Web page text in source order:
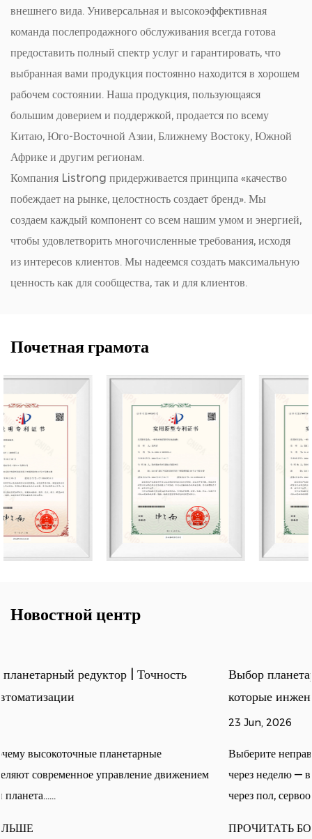
внешнего вида. Универсальная и высокоэффективная
команда послепродажного обслуживания всегда готова
предоставить полный спектр услуг и гарантировать, что
выбранная вами продукция постоянно находится в хорошем
рабочем состоянии. Наша продукция, пользующаяся
большим доверием и поддержкой, продается по всему
Китаю, Юго-Восточной Азии, Ближнему Востоку, Южной
Африке и другим регионам.
Компания Listrong придерживается принципа «качество
побеждает на рынке, целостность создает бренд». Мы
создаем каждый компонент со всем нашим умом и энергией,
чтобы удовлетворить многочисленные требования, исходя
из интересов клиентов. Мы надеемся создать максимальную
ценность как для сообщества, так и для клиентов.
Почетная грамота
Новостной центр
Выбор планетарного редуктора: 5 параметров,
которые инженеры должны правильно понять
Выберите неправильный редуктор, и вы узнаете об этом
через неделю — вибрация, которую можно почувствовать
через пол, сервоось, кот......
ПРОЧИТАТЬ БОЛЬШЕ